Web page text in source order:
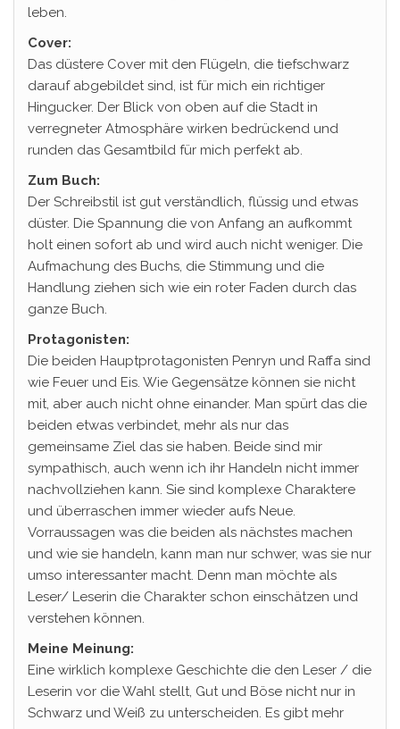
leben.
Cover:
Das düstere Cover mit den Flügeln, die tiefschwarz
darauf abgebildet sind, ist für mich ein richtiger
Hingucker. Der Blick von oben auf die Stadt in
verregneter Atmosphäre wirken bedrückend und
runden das Gesamtbild für mich perfekt ab.
Zum Buch:
Der Schreibstil ist gut verständlich, flüssig und etwas
düster. Die Spannung die von Anfang an aufkommt
holt einen sofort ab und wird auch nicht weniger. Die
Aufmachung des Buchs, die Stimmung und die
Handlung ziehen sich wie ein roter Faden durch das
ganze Buch.
Protagonisten:
Die beiden Hauptprotagonisten Penryn und Raffa sind
wie Feuer und Eis. Wie Gegensätze können sie nicht
mit, aber auch nicht ohne einander. Man spürt das die
beiden etwas verbindet, mehr als nur das
gemeinsame Ziel das sie haben. Beide sind mir
sympathisch, auch wenn ich ihr Handeln nicht immer
nachvollziehen kann. Sie sind komplexe Charaktere
und überraschen immer wieder aufs Neue.
Vorraussagen was die beiden als nächstes machen
und wie sie handeln, kann man nur schwer, was sie nur
umso interessanter macht. Denn man möchte als
Leser/ Leserin die Charakter schon einschätzen und
verstehen können.
Meine Meinung:
Eine wirklich komplexe Geschichte die den Leser / die
Leserin vor die Wahl stellt, Gut und Böse nicht nur in
Schwarz und Weiß zu unterscheiden. Es gibt mehr